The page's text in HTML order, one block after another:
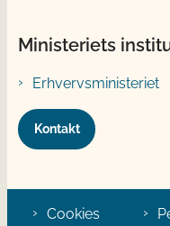
Ministeriets
Erhvervsministeriet
Kontakt
Cookies